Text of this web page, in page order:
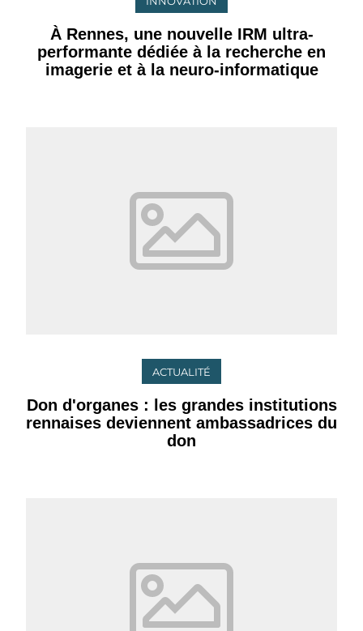
À Rennes, une nouvelle IRM ultra-
performante dédiée à la recherche en
imagerie et à la neuro-informatique
ACTUALITÉ
Don d'organes : les grandes institutions
rennaises deviennent ambassadrices du
don